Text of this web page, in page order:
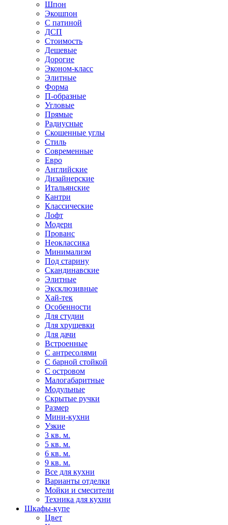
Шпон
Экошпон
С патиной
ДСП
Стоимость
Дешевые
Дорогие
Эконом-класс
Элитные
Форма
П-образные
Угловые
Прямые
Радиусные
Скошенные углы
Стиль
Современные
Евро
Английские
Дизайнерские
Итальянские
Кантри
Классические
Лофт
Модерн
Прованс
Неоклассика
Минимализм
Под старину
Скандинавские
Элитные
Эксклюзивные
Хай-тек
Особенности
Для студии
Для хрущевки
Для дачи
Встроенные
С антресолями
С барной стойкой
С островом
Малогабаритные
Модульные
Скрытые ручки
Размер
Мини-кухни
Узкие
3 кв. м.
5 кв. м.
6 кв. м.
9 кв. м.
Все для кухни
Варианты отделки
Мойки и смесители
Техника для кухни
Шкафы-купе
Цвет